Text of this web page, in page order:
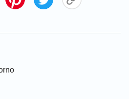
Santo, né rifiutare la
alla guida dello Spirito
con attenzione il vostro